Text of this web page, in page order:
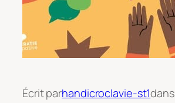
Écrit parhandicroclavie-st1dans